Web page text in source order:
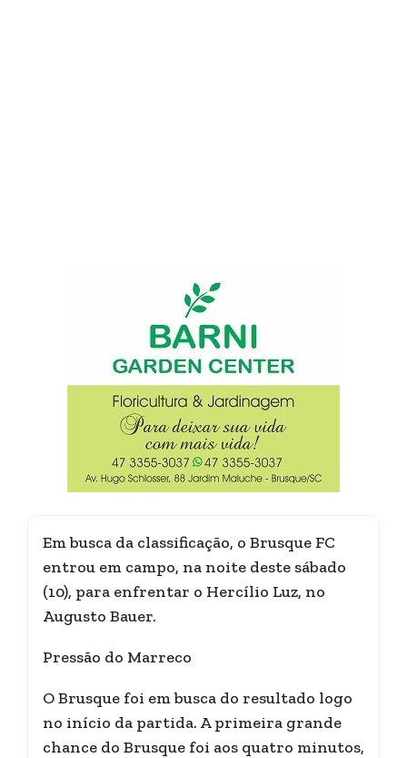
Em busca da classificação, o Brusque FC
entrou em campo, na noite deste sábado
(10), para enfrentar o Hercílio Luz, no
Augusto Bauer.
Pressão do Marreco
O Brusque foi em busca do resultado logo
no início da partida. A primeira grande
chance do Brusque foi aos quatro minutos,